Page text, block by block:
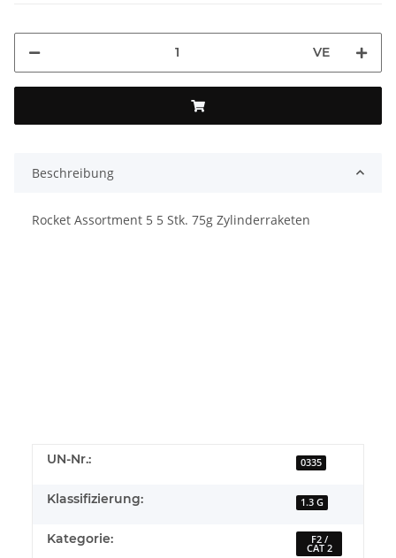
VE
Beschreibung
Rocket Assortment 5 5 Stk. 75g Zylinderraketen
UN-Nr.: 0335
Klassifizierung: 1.3 G
Kategorie: F2 /
CAT 2